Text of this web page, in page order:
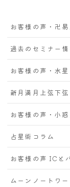
お客様の声・卍
過去のセミナー情
お客様の声・水
新月満月上弦下
お客様の声・小
占星術コラム
お客様の声 ICと
ムーンノートワー